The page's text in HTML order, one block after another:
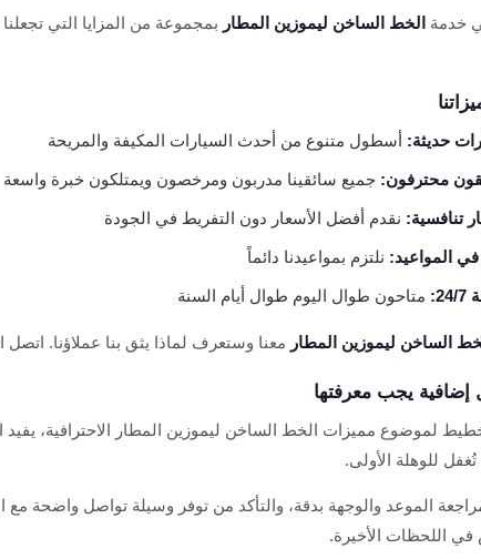
خدمة الخط الساخن ليموزين المطار بمجموعة من المزايا التي تجعلنا
حديثة: أسطول متنوع من أحدث السيارات المكيفة والمريحة
محترفون: جميع سائقينا مدربون ومرخصون ويمتلكون خبرة واسعة
تنافسية: نقدم أفضل الأسعار دون التفريط في الجودة
المواعيد: نلتزم بمواعيدنا دائماً
متاحون طوال اليوم طوال أيام السنة
الساخن ليموزين المطار معنا وستعرف لماذا يثق بنا عملاؤنا. اتصل الآن:
إضافية يجب معرفتها
لموضوع مميزات الخط الساخن ليموزين المطار الاحترافية، يفيد
للوهلة الأولى.
الموعد والوجهة بدقة، والتأكد من توفر وسيلة تواصل واضحة
اللحظات الأخيرة.